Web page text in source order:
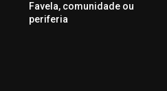
Favela, comunidade ou
periferia